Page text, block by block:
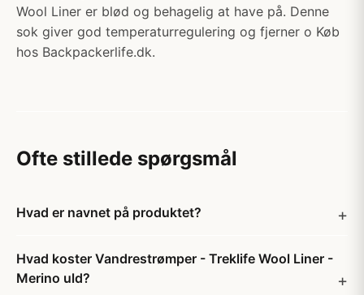
Wool Liner er blød og behagelig at have på. Denne
sok giver god temperaturregulering og fjerner o Køb
hos Backpackerlife.dk.
Ofte stillede spørgsmål
Hvad er navnet på produktet?
Hvad koster Vandrestrømper - Treklife Wool Liner -
Merino uld?